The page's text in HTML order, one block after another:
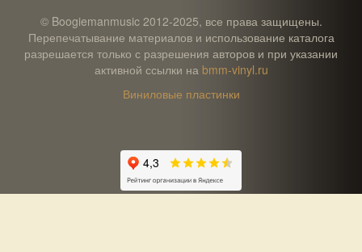
© Boogiemanmusic 2012-2025, все права защищены.
Перепечатывание материалов и использование каталога
разрешается только с разрешения авторов и при указании
активной ссылки на bmm-vinyl.ru
Виниловые пластинки